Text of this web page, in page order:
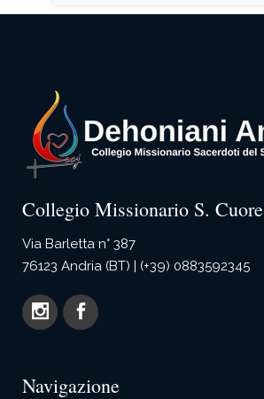
Collegio Missionario S. Cuore
Via Barletta n° 387
76123 Andria (BT) | (+39) 0883592345
Navigazione